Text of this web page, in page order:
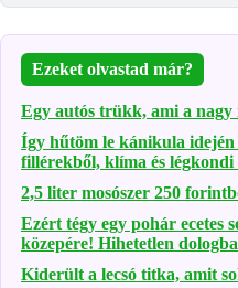
Ezeket olvastad már?
Egy autós trükk, ami a nagy
Így hűtöm le kánikula
fillérekből, klíma és
2,5 liter mosószer 250
Ezért tégy egy pohár ecetes
közepére! Hihetetlen
Kiderült a lecsó titka, amit